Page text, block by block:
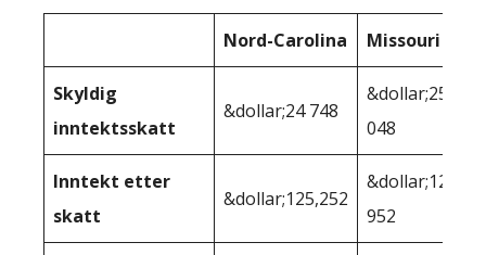
Nord-Carolina Missouri
Skyldig
inntektsskatt
&dollar;24 748
&dollar;25
048
Inntekt etter
skatt
&dollar;125,252
&dollar;124
952